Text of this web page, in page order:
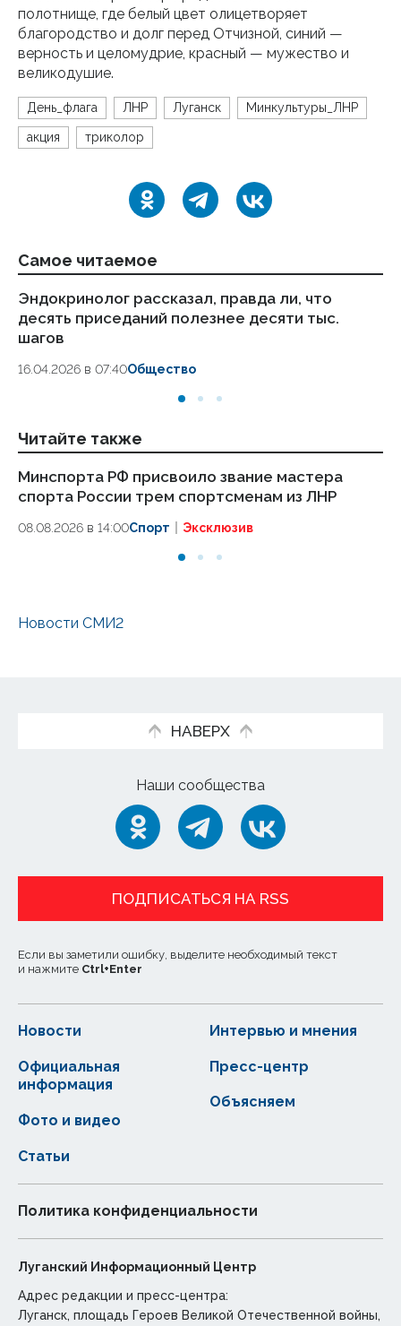
полотнище, где белый цвет олицетворяет
благородство и долг перед Отчизной, синий —
верность и целомудрие, красный — мужество и
великодушие.
День_флага ЛНР Луганск Минкультуры_ЛНР
акция триколор
Самое читаемое
Эндокринолог рассказал, правда ли, что
десять приседаний полезнее десяти тыс.
шагов
16.04.2026 в 07:40Общество
Читайте также
Минспорта РФ присвоило звание мастера
спорта России трем спортсменам из ЛНР
08.08.2026 в 14:00Спорт Эксклюзив
Новости СМИ2
НАВЕРХ
Наши сообщества
ПОДПИСАТЬСЯ НА RSS
Если вы заметили ошибку, выделите необходимый текст
и нажмите Ctrl+Enter
Новости
Статьи
Официальная
информация
Интервью и мнения
Фото и видео
Пресс-центр
Объясняем
Политика конфиденциальности
Луганский Информационный Центр
Адрес редакции и пресс-центра:
Луганск, площадь Героев Великой Отечественной войны,